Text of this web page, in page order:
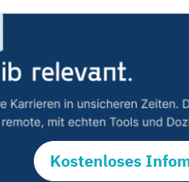
Kostenloses